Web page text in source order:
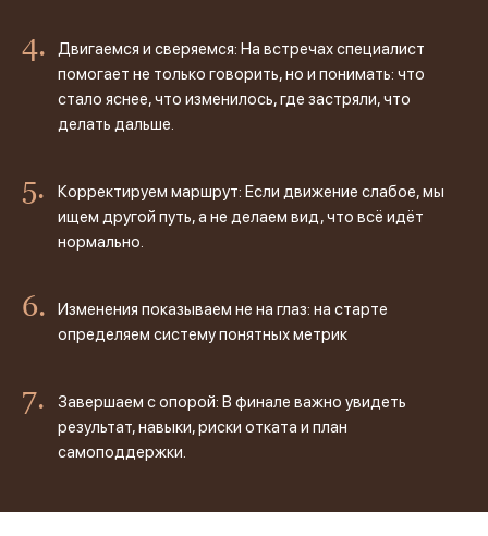
Двигаемся и сверяемся: На встречах специалист
помогает не только говорить, но и понимать: что
стало яснее, что изменилось, где застряли, что
делать дальше.
Корректируем маршрут: Если движение слабое, мы
ищем другой путь, а не делаем вид, что всё идёт
нормально.
Изменения показываем не на глаз: на старте
определяем систему понятных метрик
Завершаем с опорой: В финале важно увидеть
результат, навыки, риски отката и план
самоподдержки.